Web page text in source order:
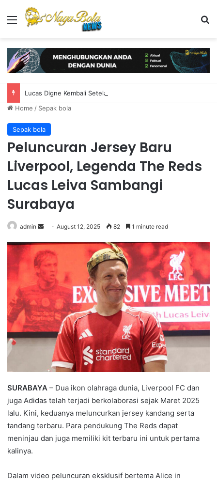
Menu
Home / Sepak bola
Sepak bola
Peluncuran Jersey Baru
Liverpool, Legenda The Reds
Lucas Leiva Sambangi
Surabaya
admin
n
a
m
a
i
l
August 12, 2025 82 1 minute read
SURABAYA – Dua ikon olahraga dunia, Liverpool FC dan
juga Adidas telah terjadi berkolaborasi sejak Maret 2025
lalu. Kini, keduanya meluncurkan jersey kandang serta
tandang terbaru. Para pendukung The Reds dapat
meninjau dan juga memiliki kit terbaru ini untuk pertama
kalinya.
Dalam video peluncuran eksklusif bertema Alice in